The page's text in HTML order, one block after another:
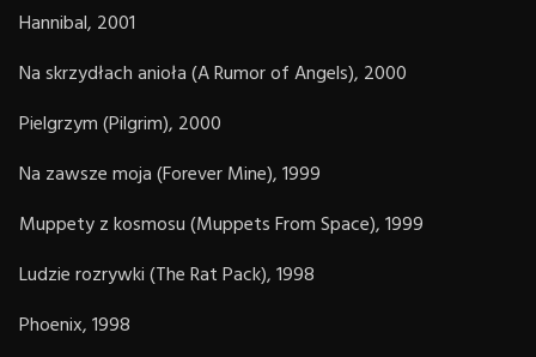
Hannibal, 2001
Na skrzydłach anioła (A Rumor of Angels), 2000
Pielgrzym (Pilgrim), 2000
Na zawsze moja (Forever Mine), 1999
Muppety z kosmosu (Muppets From Space), 1999
Ludzie rozrywki (The Rat Pack), 1998
Phoenix, 1998